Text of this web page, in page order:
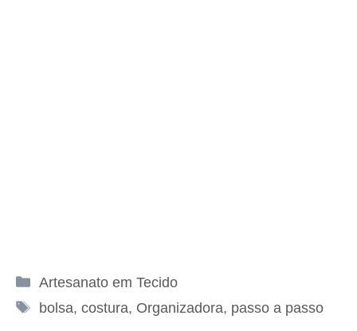
Categorias
Artesanato em Tecido
Tags
bolsa, costura, Organizadora, passo a passo